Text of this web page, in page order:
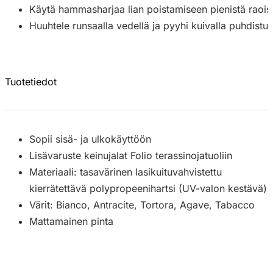
Käytä hammasharjaa lian poistamiseen pienistä
Huuhtele runsaalla vedellä ja pyyhi kuivalla
Tuotetiedot
Sopii sisä- ja ulkokäyttöön
Lisävaruste keinujalat Folio terassinojatuoliin
Materiaali: tasavärinen lasikuituvahvistettu
kierrätettävä polypropeenihartsi (UV-valon kestävä)
Värit: Bianco, Antracite, Tortora, Agave, Tabacco
Mattamainen pinta